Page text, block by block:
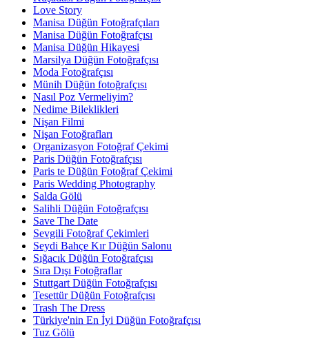
Love Story
Manisa Düğün Fotoğrafçıları
Manisa Düğün Fotoğrafçısı
Manisa Düğün Hikayesi
Marsilya Düğün Fotoğrafçısı
Moda Fotoğrafçısı
Münih Düğün fotoğrafçısı
Nasıl Poz Vermeliyim?
Nedime Bileklikleri
Nişan Filmi
Nişan Fotoğrafları
Organizasyon Fotoğraf Çekimi
Paris Düğün Fotoğrafçısı
Paris te Düğün Fotoğraf Çekimi
Paris Wedding Photography
Salda Gölü
Salihli Düğün Fotoğrafçısı
Save The Date
Sevgili Fotoğraf Çekimleri
Seydi Bahçe Kır Düğün Salonu
Sığacık Düğün Fotoğrafçısı
Sıra Dışı Fotoğraflar
Stuttgart Düğün Fotoğrafçısı
Tesettür Düğün Fotoğrafçısı
Trash The Dress
Türkiye'nin En İyi Düğün Fotoğrafçısı
Tuz Gölü